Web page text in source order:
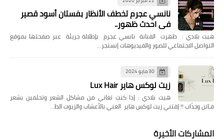
نانسي عجرم تخطف الأنظار بفستان أسود قصير
في احدث ظهور..
هيت بلادي : ظهرت الفنانة نانسي عجرم بإطلالة جريئة عبر صفحتها بموقع
التواصل الاجتماعي للصور والفيديوهات إنستجر…
30 مايو 2024
زيت لوكس هاير Lux Hair
هيت بلادي : إذا كنتِ تعاني من مشاكل الشعر وتحلمين بشعر
فـاتن وجذّاب !! إقتني زيت لوكس هاير الغني بالأعشاب والزيوت الط…
المشاركات الأخيرة